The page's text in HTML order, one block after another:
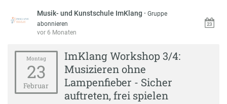
Musik- und Kunstschule ImKlang ·Gruppe
abonnieren
vor 6 Monaten
Montag
23
Februar
ImKlang Workshop 3/4:
Musizieren ohne
Lampenfieber - Sicher
auftreten, frei spielen